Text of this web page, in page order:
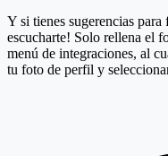
Y si tienes sugerencias para
escucharte! Solo rellena el
menú de integraciones, al
tu foto de perfil y